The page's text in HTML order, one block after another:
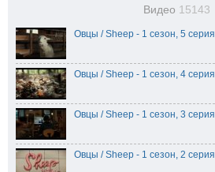
Видео 15143
Овцы / Sheep - 1 сезон, 5 серия
Овцы / Sheep - 1 сезон, 4 серия
Овцы / Sheep - 1 сезон, 3 серия
Овцы / Sheep - 1 сезон, 2 серия